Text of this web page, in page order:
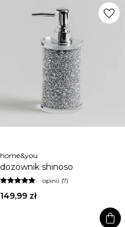
favorite
home&you
dozownik shinoso
opinii (7)
149,99 zł
shopping_bag